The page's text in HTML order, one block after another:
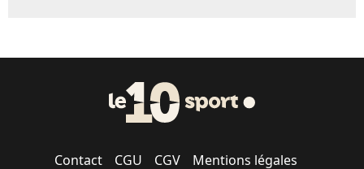
Contact CGU CGV Mentions légales